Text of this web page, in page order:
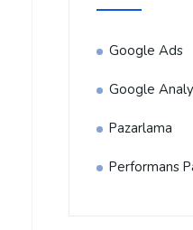
Google Ads
Google
Pazarlama
Performans